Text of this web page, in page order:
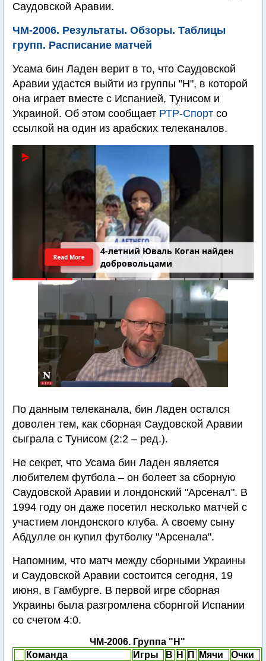
Саудовской Аравии.
ЧМ-2006. Результаты. Обзоры. Таблицы
групп. Расписание матчей
Усама бин Ладен верит в то, что Саудовской
Аравии удастся выйти из группы "Н", в которой
она играет вместе с Испанией, Тунисом и
Украиной. Об этом сообщает РТР-Спорт со
ссылкой на один из арабских телеканалов.
4-летний Юваль Коган найден
добровольцами
Read More
По данным телеканала, бин Ладен остался
доволен тем, как сборная Саудовской Аравии
сыграла с Тунисом (2:2 – ред.).
Не секрет, что Усама бин Ладен является
любителем футбола – он болеет за сборную
Саудовской Аравии и лондонский "Арсенал". В
1994 году он даже посетил несколько матчей с
участием лондонского клуба. А своему сыну
Абдулле он купил футболку "Арсенала".
Напомним, что матч между сборными Украины
и Саудовской Аравии состоится сегодня, 19
июня, в Гамбурге. В первой игре сборная
Украины была разгромлена сборнгой Испании
со счетом 4:0.
ЧМ-2006. Группа "H"
Команда
Игры В Н П Мячи
Очки